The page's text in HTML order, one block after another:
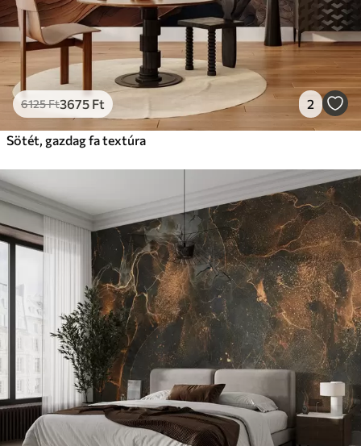
6125Ft3675 Ft 2
Sötét, gazdag fa textúra